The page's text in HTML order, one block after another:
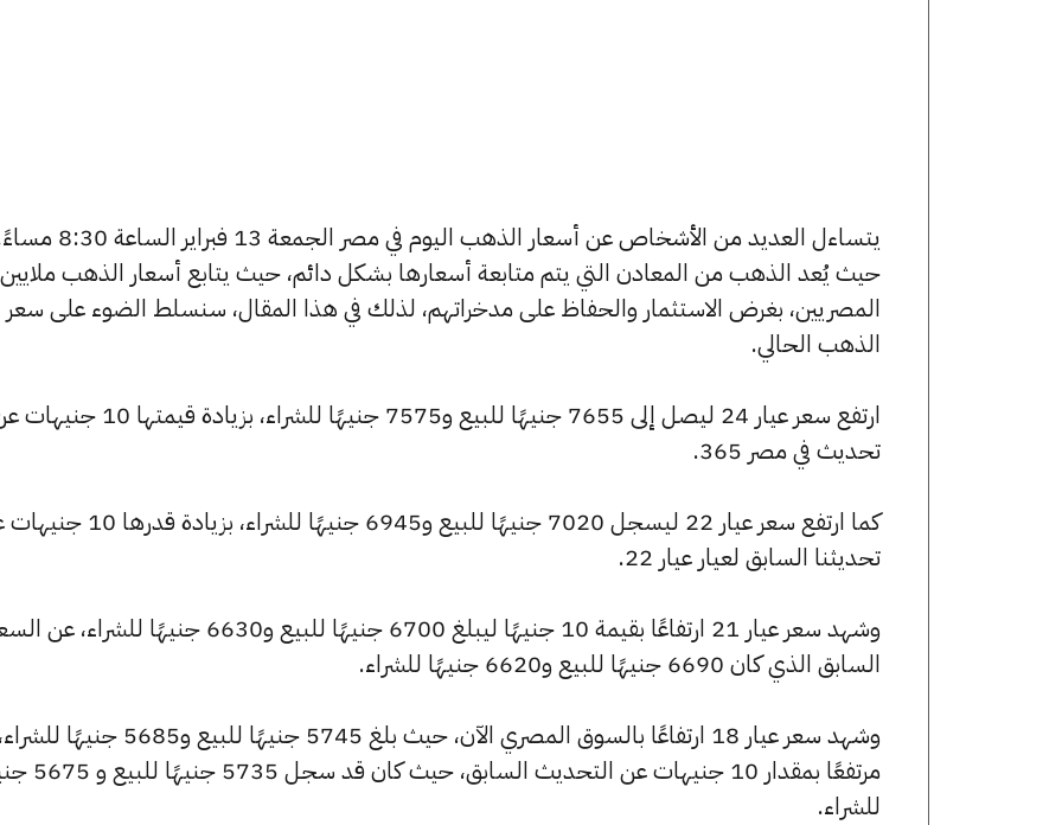
يتساءل العديد من الأشخاص عن أسعار الذهب اليوم في مصر الجمعة 13 فبراير
حيث يُعد الذهب من المعادن التي يتم متابعة أسعارها بشكل دائم، حيث يتابع أسعار الذهب ملايين
المصريين، بغرض الاستثمار والحفاظ على مدخراتهم، لذلك في هذا المقال، سنسلط الضوء على سعر
الذهب الحالي.
ارتفع سعر عيار 24 ليصل إلى 7655 جنيهًا للبيع و7575 جنيهًا
تحديث في مصر 365.
كما ارتفع سعر عيار 22 ليسجل 7020 جنيهًا للبيع و6945 جنيهًا للشراء،
تحديثنا السابق لعيار عيار 22.
وشهد سعر عيار 21 ارتفاعًا بقيمة 10 جنيهًا ليبلغ 6700 جنيهًا للبيع و6630 جنيهًا للشراء،
السابق الذي كان 6690 جنيهًا للبيع و6620 جنيهًا للشراء.
وشهد سعر عيار 18 ارتفاعًا بالسوق المصري الآن، حيث بلغ 5745 جنيهًا للبيع و5685 جنيهًا للشراء،
مرتفعًا بمقدار 10 جنيهات عن التحديث
للشراء.